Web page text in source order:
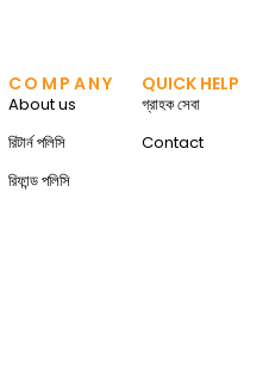
COMPANY
About us
রিটার্ন পলিসি
রিফান্ড পলিসি
QUICK HELP
গ্রাহক সেবা
Contact